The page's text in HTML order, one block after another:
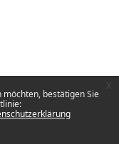
bestätigen Sie